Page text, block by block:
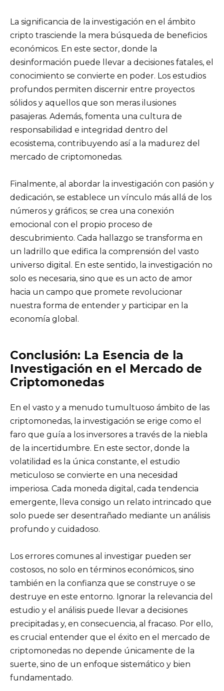
La significancia de la investigación en el ámbito
cripto trasciende la mera búsqueda de beneficios
económicos. En este sector, donde la
desinformación puede llevar a decisiones fatales, el
conocimiento se convierte en poder. Los estudios
profundos permiten discernir entre proyectos
sólidos y aquellos que son meras ilusiones
pasajeras. Además, fomenta una cultura de
responsabilidad e integridad dentro del
ecosistema, contribuyendo así a la madurez del
mercado de criptomonedas.
Finalmente, al abordar la investigación con pasión y
dedicación, se establece un vínculo más allá de los
números y gráficos; se crea una conexión
emocional con el propio proceso de
descubrimiento. Cada hallazgo se transforma en
un ladrillo que edifica la comprensión del vasto
universo digital. En este sentido, la investigación no
solo es necesaria, sino que es un acto de amor
hacia un campo que promete revolucionar
nuestra forma de entender y participar en la
economía global.
Conclusión: La Esencia de la
Investigación en el Mercado de
Criptomonedas
En el vasto y a menudo tumultuoso ámbito de las
criptomonedas, la investigación se erige como el
faro que guía a los inversores a través de la niebla
de la incertidumbre. En este sector, donde la
volatilidad es la única constante, el estudio
meticuloso se convierte en una necesidad
imperiosa. Cada moneda digital, cada tendencia
emergente, lleva consigo un relato intrincado que
solo puede ser desentrañado mediante un análisis
profundo y cuidadoso.
Los errores comunes al investigar pueden ser
costosos, no solo en términos económicos, sino
también en la confianza que se construye o se
destruye en este entorno. Ignorar la relevancia del
estudio y el análisis puede llevar a decisiones
precipitadas y, en consecuencia, al fracaso. Por ello,
es crucial entender que el éxito en el mercado de
criptomonedas no depende únicamente de la
suerte, sino de un enfoque sistemático y bien
fundamentado.